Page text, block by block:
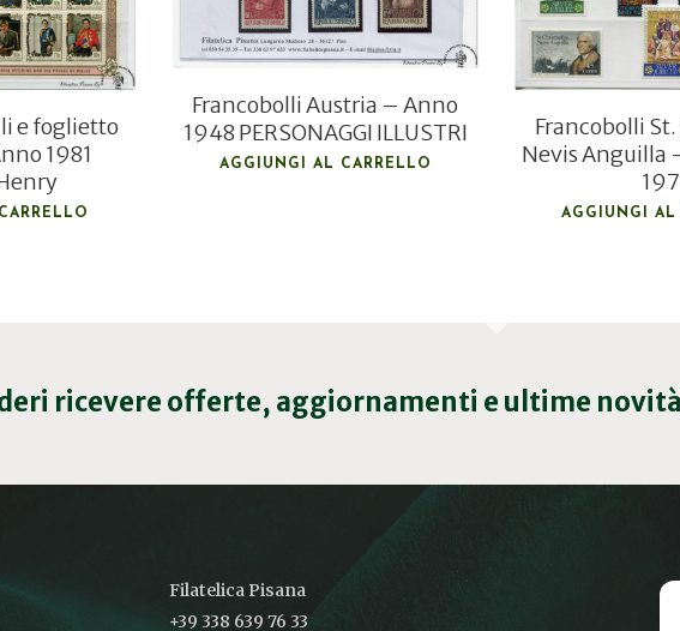
e foglietto
1981
Francobolli Austria – Anno
1948 PERSONAGGI ILLUSTRI
AGGIUNGI AL CARRELLO
Francobolli
Nevis Anguilla
AGGIUNGI AL
ricevere offerte, aggiornamenti e ultime
Filatelica Pisana
+39 338 639 76 33